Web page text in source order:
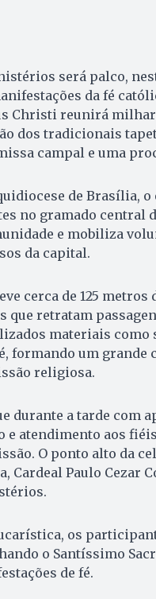
será palco,
da fé
Christi reunirá
dos tradicionais
campal e uma
de Brasília,
no gramado central
e mobiliza
da capital.
cerca de 125
que retratam
materiais como
formando um
religiosa.
durante a tarde com
e atendimento aos
O ponto alto da
Cardeal Paulo Cezar
os
o Santíssimo
de fé.